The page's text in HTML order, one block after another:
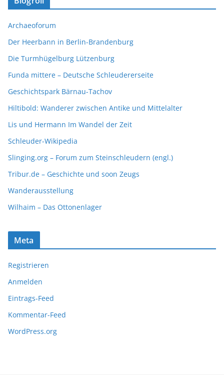
Archaeoforum
Der Heerbann in Berlin-Brandenburg
Die Turmhügelburg Lützenburg
Funda mittere – Deutsche Schleudererseite
Geschichtspark Bärnau-Tachov
Hiltibold: Wanderer zwischen Antike und Mittelalter
Lis und Hermann Im Wandel der Zeit
Schleuder-Wikipedia
Slinging.org – Forum zum Steinschleudern (engl.)
Tribur.de – Geschichte und soon Zeugs
Wanderausstellung
Wilhaim – Das Ottonenlager
Meta
Registrieren
Anmelden
Eintrags-Feed
Kommentar-Feed
WordPress.org